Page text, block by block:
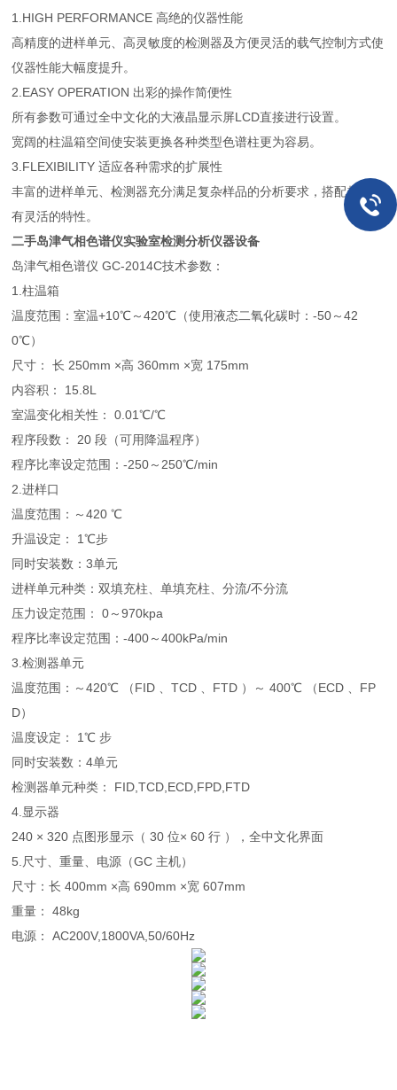
1.HIGH PERFORMANCE 高绝的仪器性能
高精度的进样单元、高灵敏度的检测器及方便灵活的载气控制方式使
仪器性能大幅度提升。
2.EASY OPERATION 出彩的操作简便性
所有参数可通过全中文化的大液晶显示屏LCD直接进行设置。
宽阔的柱温箱空间使安装更换各种类型色谱柱更为容易。
3.FLEXIBILITY 适应各种需求的扩展性
丰富的进样单元、检测器充分满足复杂样品的分析要求，搭配起来具
有灵活的特性。
二手岛津气相色谱仪实验室检测分析仪器设备
岛津气相色谱仪 GC-2014C技术参数：
1.柱温箱
温度范围：室温+10℃～420℃（使用液态二氧化碳时：-50～42
0℃）
尺寸： 长 250mm ×高 360mm ×宽 175mm
内容积： 15.8L
室温变化相关性： 0.01℃/℃
程序段数： 20 段（可用降温程序）
程序比率设定范围：-250～250℃/min
2.进样口
温度范围：～420 ℃
升温设定： 1℃步
同时安装数：3单元
进样单元种类：双填充柱、单填充柱、分流/不分流
压力设定范围： 0～970kpa
程序比率设定范围：-400～400kPa/min
3.检测器单元
温度范围：～420℃ （FID 、TCD 、FTD ）～ 400℃ （ECD 、FP
D）
温度设定： 1℃ 步
同时安装数：4单元
检测器单元种类： FID,TCD,ECD,FPD,FTD
4.显示器
240 × 320 点图形显示（ 30 位× 60 行 ），全中文化界面
5.尺寸、重量、电源（GC 主机）
尺寸：长 400mm ×高 690mm ×宽 607mm
重量： 48kg
电源： AC200V,1800VA,50/60Hz